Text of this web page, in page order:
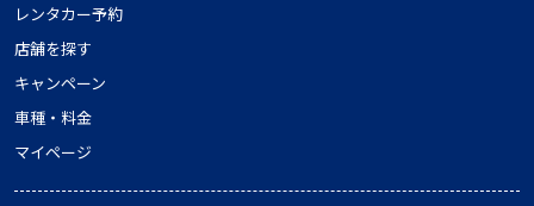
レンタカー予約
店舗を探す
キャンペーン
車種・料金
マイページ